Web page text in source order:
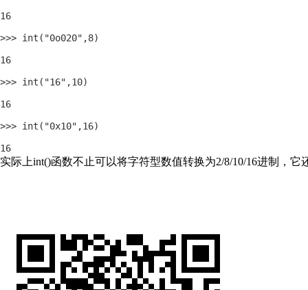
16
>>> int("0o020",8)
16
>>> int("16",10)
16
>>> int("0x10",16)
16
实际上int()函数不止可以将字符型数值转换为2/8/10/16进制，